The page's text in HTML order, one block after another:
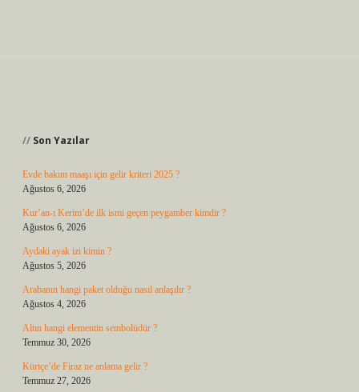
Son Yazılar
Evde bakım maaşı için gelir kriteri 2025 ?
Ağustos 6, 2026
Kur’an-ı Kerim’de ilk ismi geçen peygamber kimdir ?
Ağustos 6, 2026
Aydaki ayak izi kimin ?
Ağustos 5, 2026
Arabanın hangi paket olduğu nasıl anlaşılır ?
Ağustos 4, 2026
Altın hangi elementin sembolüdür ?
Temmuz 30, 2026
Kürtçe’de Firaz ne anlama gelir ?
Temmuz 27, 2026